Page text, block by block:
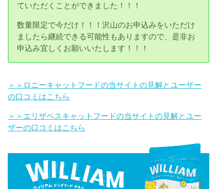
ていただくことができました！！！
数量限定で今だけ！！！沢山のお申込みをいただけ
ましたら継続できる可能性もありますので、是非お
申込み宜しくお願いいたします！！！
＞＞ロニーキャットフードの当サイトの見解とユーザー
の口コミはこちら
＞＞エリザベスキャットフードの当サイトの見解とユー
ザーの口コミはこちら